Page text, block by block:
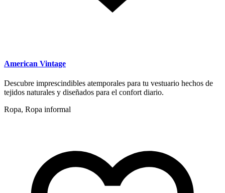
American Vintage
Descubre imprescindibles atemporales para tu vestuario hechos de
tejidos naturales y diseñados para el confort diario.
Ropa, Ropa informal